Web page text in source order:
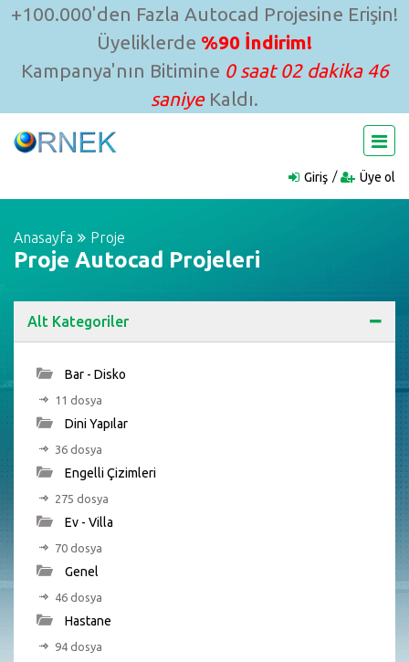
+100.000'den Fazla Autocad Projesine Erişin!
Üyeliklerde %90 İndirim!
Kampanya'nın Bitimine 0 saat 02 dakika 45
saniyeKaldı.
Giriş Üye ol
Anasayfa Proje
Proje Autocad Projeleri
Alt Kategoriler
Bar - Disko
11 dosya
Dini Yapılar
36 dosya
Engelli Çizimleri
275 dosya
Ev - Villa
70 dosya
Genel
46 dosya
Hastane
94 dosya